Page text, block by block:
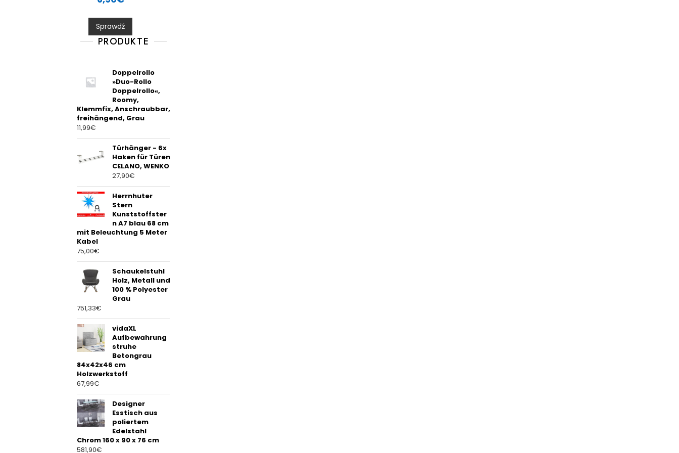
0
o
u
t
Sprawdź
PRODUKTE
Doppelrollo
»Duo-Rollo
Doppelrollo«,
Roomy,
Klemmfix, Anschraubbar,
freihängend, Grau
11,99€
Türhänger - 6x
Haken für Türen
CELANO, WENKO
27,90€
Herrnhuter
Stern
Kunststoffster
n A7 blau 68 cm
mit Beleuchtung 5 Meter
Kabel
75,00€
Schaukelstuhl
Holz, Metall und
100 % Polyester
Grau
751,33€
vidaXL
Aufbewahrung
struhe
Betongrau
84x42x46 cm
Holzwerkstoff
67,99€
Designer
Esstisch aus
poliertem
Edelstahl
Chrom 160 x 90 x 76 cm
581,90€